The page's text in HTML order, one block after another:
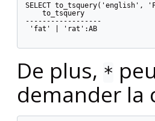
SELECT to_tsquery('english',
    to_tsquery
------------------
'fat' | 'rat':AB
De plus, *
demander la